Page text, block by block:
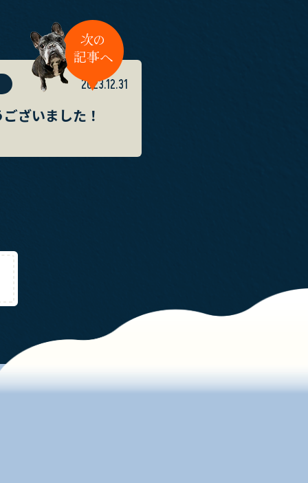
2023.12.31
ざいました！